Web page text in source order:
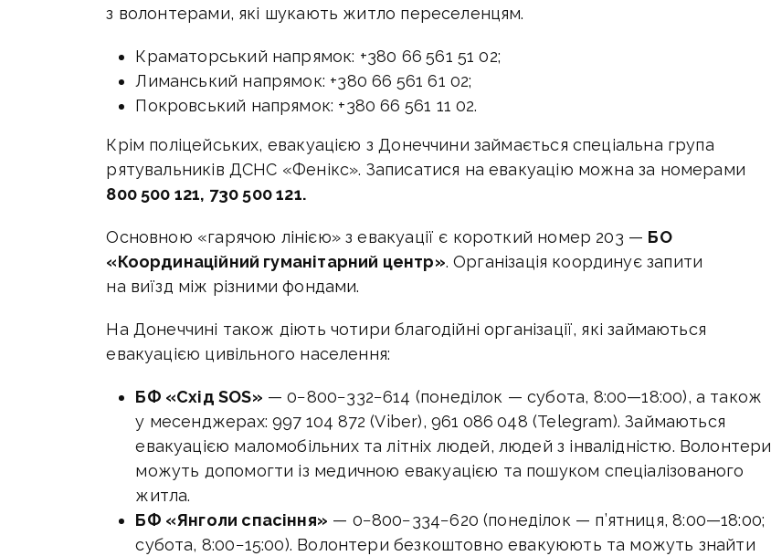
з волонтерами, які шукають житло переселенцям.
Краматорський напрямок: +380 66 561 51 02;
Лиманський напрямок: +380 66 561 61 02;
Покровський напрямок: +380 66 561 11 02.
Крім поліцейських, евакуацією з Донеччини займається спеціальна група
рятувальників ДСНС «Фенікс». Записатися на евакуацію можна за номерами
800 500 121, 730 500 121.
Основною «гарячою лінією» з евакуації є короткий номер 203 — БО
«Координаційний гуманітарний центр». Організація координує запити
на виїзд між різними фондами.
На Донеччині також діють чотири благодійні організації, які займаються
евакуацією цивільного населення:
БФ «Схід SOS» — 0−800−332−614 (понеділок — субота, 8:00—18:00), а також
у месенджерах: 997 104 872 (Viber), 961 086 048 (Telegram). Займаються
евакуацією маломобільних та літніх людей, людей з інвалідністю. Волонтери
можуть допомогти із медичною евакуацією та пошуком спеціалізованого
житла.
БФ «Янголи спасіння» — 0−800−334−620 (понеділок — п’ятниця,8:00—18:00;
субота, 8:00−15:00). Волонтери безкоштовно евакуюють та можуть знайти